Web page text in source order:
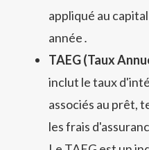
appliqué au
année․
TAEG (Taux
inclut le taux
associés au prêt,
les frais